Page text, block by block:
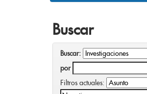
Buscar
Buscar:
por
Filtros actuales: